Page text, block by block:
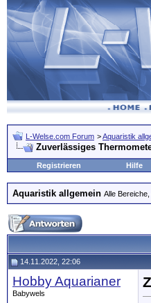
L-Welse.com Forum >Aquaristik
Zuverlässiges
Registrieren Hilfe
Aquaristik allgemein Alle
14.11.2022, 22:06
Hobby Aquarianer
Babywels